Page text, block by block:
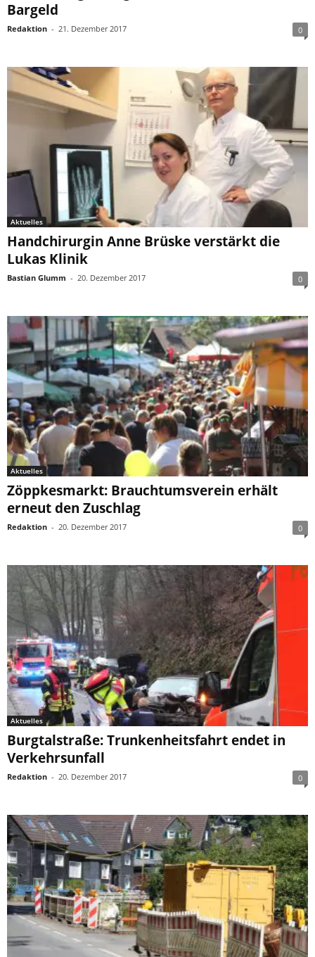
Bargeld
Redaktion - 21. Dezember 2017 0
Aktuelles
Handchirurgin Anne Brüske verstärkt die
Lukas Klinik
Bastian Glumm - 20. Dezember 2017 0
Aktuelles
Zöppkesmarkt: Brauchtumsverein erhält
erneut den Zuschlag
Redaktion - 20. Dezember 2017 0
Aktuelles
Burgtalstraße: Trunkenheitsfahrt endet in
Verkehrsunfall
Redaktion - 20. Dezember 2017 0